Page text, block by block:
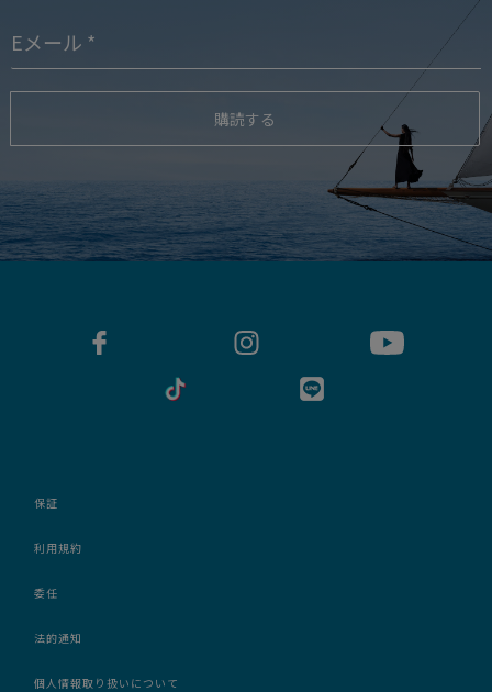
購読する
保証
利用規約
委任
法的通知
個人情報取り扱いについて